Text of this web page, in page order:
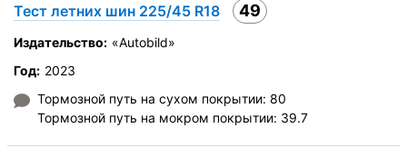
Качество изготовления
Оправданность цены
Тест летних шин 225/45 R18 49
Издательство: «Autobild»
Год: 2023
Тормозной путь на сухом покрытии: 80
Тормозной путь на мокром покрытии: 39.7